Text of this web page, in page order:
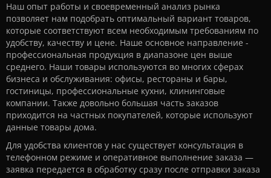
Наш опыт работы и своевременный анализ рынка
позволяет нам подобрать оптимальный вариант товаров,
которые соответствуют всем необходимым требованиям по
удобству, качеству и цене. Наше основное направление -
профессиональная продукция в диапазоне цен выше
среднего. Наши товары используются во многих сферах
бизнеса и обслуживания: офисы, рестораны и бары,
гостиницы, профессиональные кухни, клининговые
компании. Также довольно большая часть заказов
приходится на частных покупателей, которые используют
данные товары дома.
Для удобства клиентов у нас существует консультация в
телефонном режиме и оперативное выполнение заказа —
заявка передается в обработку сразу после отправки заказа